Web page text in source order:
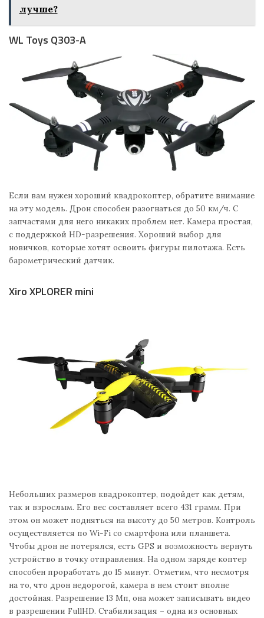
лучше?
WL Toys Q303-A
Если вам нужен хороший квадрокоптер, обратите внимание
на эту модель. Дрон способен разогнаться до 50 км/ч. С
запчастями для него никаких проблем нет. Камера простая,
с поддержкой HD-разрешения. Хороший выбор для
новичков, которые хотят освоить фигуры пилотажа. Есть
барометрический датчик.
Xiro XPLORER mini
Небольших размеров квадрокоптер, подойдет как детям,
так и взрослым. Его вес составляет всего 431 грамм. При
этом он может подняться на высоту до 50 метров. Контроль
осуществляется по Wi-Fi со смартфона или планшета.
Чтобы дрон не потерялся, есть GPS и возможность вернуть
устройство в точку отправления. На одном заряде коптер
способен проработать до 15 минут. Отметим, что несмотря
на то, что дрон недорогой, камера в нем стоит вполне
достойная. Разрешение 13 Мп, она может записывать видео
в разрешении FullHD. Стабилизация – одна из основных